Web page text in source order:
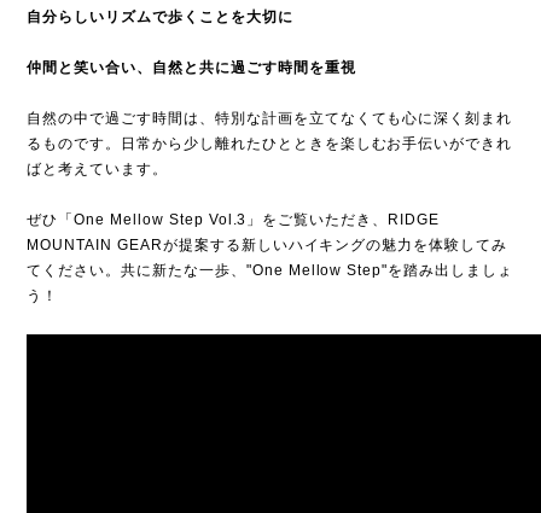
自分らしいリズムで歩くことを大切に
仲間と笑い合い、自然と共に過ごす時間を重視
自然の中で過ごす時間は、特別な計画を立てなくても心に深く刻まれ
るものです。日常から少し離れたひとときを楽しむお手伝いができれ
ばと考えています。
ぜひ「One Mellow Step Vol.3」をご覧いただき、RIDGE
MOUNTAIN GEARが提案する新しいハイキングの魅力を体験してみ
てください。共に新たな一歩、"One Mellow Step"を踏み出しましょ
う！